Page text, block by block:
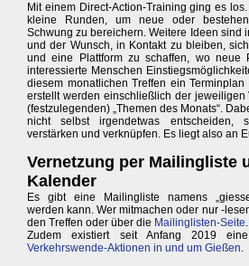
Mit einem Direct-Action-Training ging es
kleine Runden, um neue oder
Schwung zu bereichern. Weitere Ideen sind
und der Wunsch, in Kontakt zu bleiben,
und eine Plattform zu schaffen, wo neue
interessierte Menschen
diesem monatlichen Treffen ein
erstellt werden einschließlich der jeweiligen
(festzulegenden) „Themen des Monats“.
nicht selbst irgendetwas entscheiden,
verstärken und verknüpfen. Es liegt also an
Vernetzung per Mailingliste
Kalender
Es gibt eine Mailingliste namens
werden kann. Wer mitmachen oder nur -
den Treffen oder über die Mailinglisten-Seite.
Zudem existiert seit Anfang 2019
Verkehrswende-Aktionen in und um Gießen.